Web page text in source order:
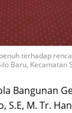
terhadap
Baru, Kecamatan
Bangunan
S.E, M. Tr.